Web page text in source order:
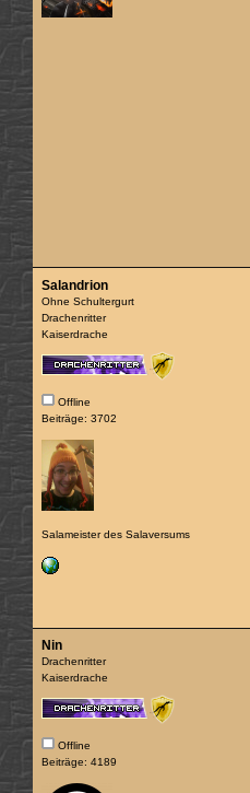
Salandrion
Ohne Schultergurt
Drachenritter
Kaiserdrache
Offline
Beiträge: 3702
Salameister des Salaversums
Nin
Drachenritter
Kaiserdrache
Offline
Beiträge: 4189